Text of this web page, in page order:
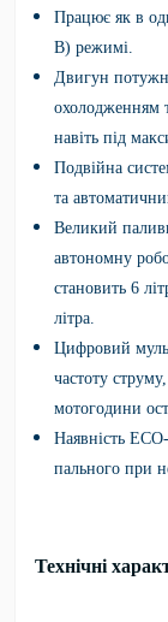
Працює як в
В) режимі.
Двигун
охолодженням
навіть під
Подвійна
та
Великий
автономну
становить 6
літра.
Цифровий
частоту
мотогодини
Наявність
пального при
Технічні